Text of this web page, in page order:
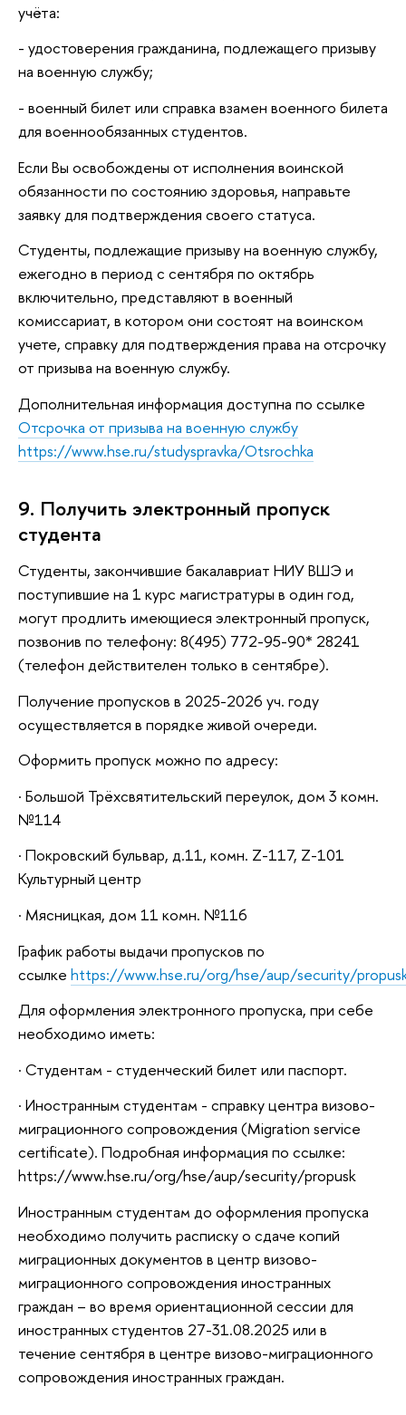
учёта:
- удостоверения гражданина, подлежащего призыву
на военную службу;
- военный билет или справка взамен военного билета
для военнообязанных студентов.
Если Вы освобождены от исполнения воинской
обязанности по состоянию здоровья, направьте
заявку для подтверждения своего статуса.
Студенты, подлежащие призыву на военную службу,
ежегодно в период с сентября по октябрь
включительно, представляют в военный
комиссариат, в котором они состоят на воинском
учете, справку для подтверждения права на отсрочку
от призыва на военную службу.
Дополнительная информация доступна по ссылке
Отсрочка от призыва на военную службу
https://www.hse.ru/studyspravka/Otsrochka
9. Получить электронный пропуск
студента
Студенты, закончившие бакалавриат НИУ ВШЭ и
поступившие на 1 курс магистратуры в один год,
могут продлить имеющиеся электронный пропуск,
позвонив по телефону: 8(495) 772-95-90* 28241
(телефон действителен только в сентябре).
Получение пропусков в 2025-2026 уч. году
осуществляется в порядке живой очереди.
Оформить пропуск можно по адресу:
· Большой Трёхсвятительский переулок, дом 3 комн.
№114
· Покровский бульвар, д.11, комн. Z-117, Z-101
Культурный центр
· Мясницкая, дом 11 комн. №116
График работы выдачи пропусков по
ссылке https://www.hse.ru/org/hse/aup/security/
Для оформления электронного пропуска, при себе
необходимо иметь:
· Студентам - студенческий билет или паспорт.
· Иностранным студентам - справку центра визово-
миграционного сопровождения (Migration service
certificate). Подробная информация по ссылке:
https://www.hse.ru/org/hse/aup/security/propusk
Иностранным студентам до оформления пропуска
необходимо получить расписку о сдаче копий
миграционных документов в центр визово-
миграционного сопровождения иностранных
граждан – во время ориентационной сессии для
иностранных студентов 27-31.08.2025 или в
течение сентября в центре визово-миграционного
сопровождения иностранных граждан.